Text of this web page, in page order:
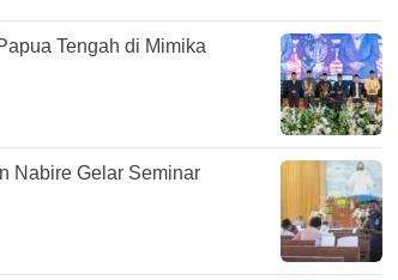
Tengah di Mimika
Nabire Gelar Seminar